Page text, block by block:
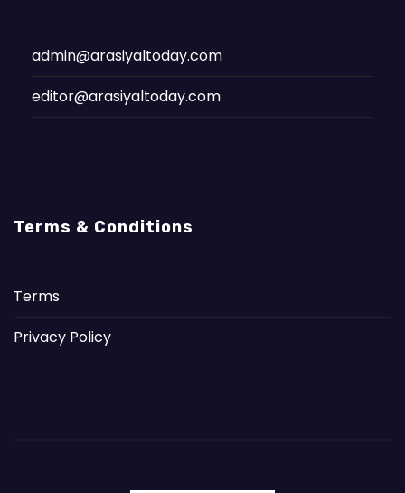
admin@arasiyaltoday.com
editor@arasiyaltoday.com
Terms & Conditions
Terms
Privacy Policy